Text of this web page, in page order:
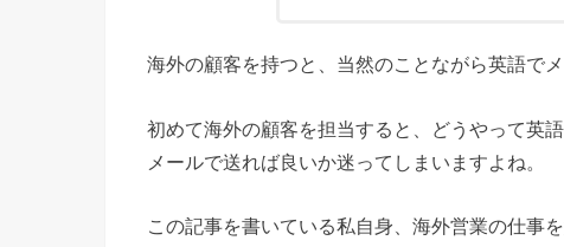
海外の顧客を持つと、当然のことながら英語で
初めて海外の顧客を担当すると、どうやって英
メールで送れば良いか迷ってしまいますよね。
この記事を書いている私自身、海外営業の仕事